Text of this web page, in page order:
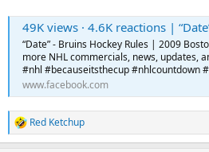
49K views · 4.6K reactions | “Date” - Bruins Hockey Rules | 2009 Boston Bruins TV Spot. Follow for more NHL commercials, news, updates, and
“Date” - Bruins Hockey Rules | 2009
more NHL commercials, news, updates,
#nhl #becauseitsthecup #nhlcountdown
www.facebook.com
L
e
Red Ketchup